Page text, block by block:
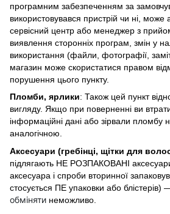
програмним забезпеченням за
використовувався пристрій чи ні, може
сервісний центр або менеджер з
виявлення сторонніх програм, змін у
використання (файли, фотографії,
магазин може скористатися правом
порушення цього пункту.
Пломби, ярлики: Також цей пункт
вигляду. Якщо при поверненні ви
інформаційні дані або зірвали пломбу
аналогічною.
Аксесуари (гребінці, щітки для
підлягають НЕ РОЗПАКОВАНІ
аксесуара і спроби вторинної
стосується ПЕ упаковки або блістерів)
обміняти неможливо.